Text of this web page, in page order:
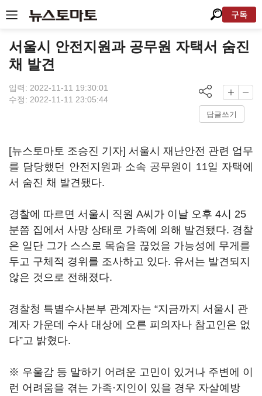
구독
서울시 안전지원과 공무원 자택서 숨진
채 발견
입력: 2022-11-11 19:30:01
수정: 2022-11-11 23:05:44
답글쓰기
[뉴스토마토 조승진 기자] 서울시 재난안전 관련 업무
를 담당했던 안전지원과 소속 공무원이 11일 자택에
서 숨진 채 발견됐다.
경찰에 따르면 서울시 직원 A씨가 이날 오후 4시 25
분쯤 집에서 사망 상태로 가족에 의해 발견됐다. 경찰
은 일단 그가 스스로 목숨을 끊었을 가능성에 무게를
두고 구체적 경위를 조사하고 있다. 유서는 발견되지
않은 것으로 전해졌다.
경찰청 특별수사본부 관계자는 “지금까지 서울시 관
계자 가운데 수사 대상에 오른 피의자나 참고인은 없
다”고 밝혔다.
※ 우울감 등 말하기 어려운 고민이 있거나 주변에 이
런 어려움을 겪는 가족·지인이 있을 경우 자살예방